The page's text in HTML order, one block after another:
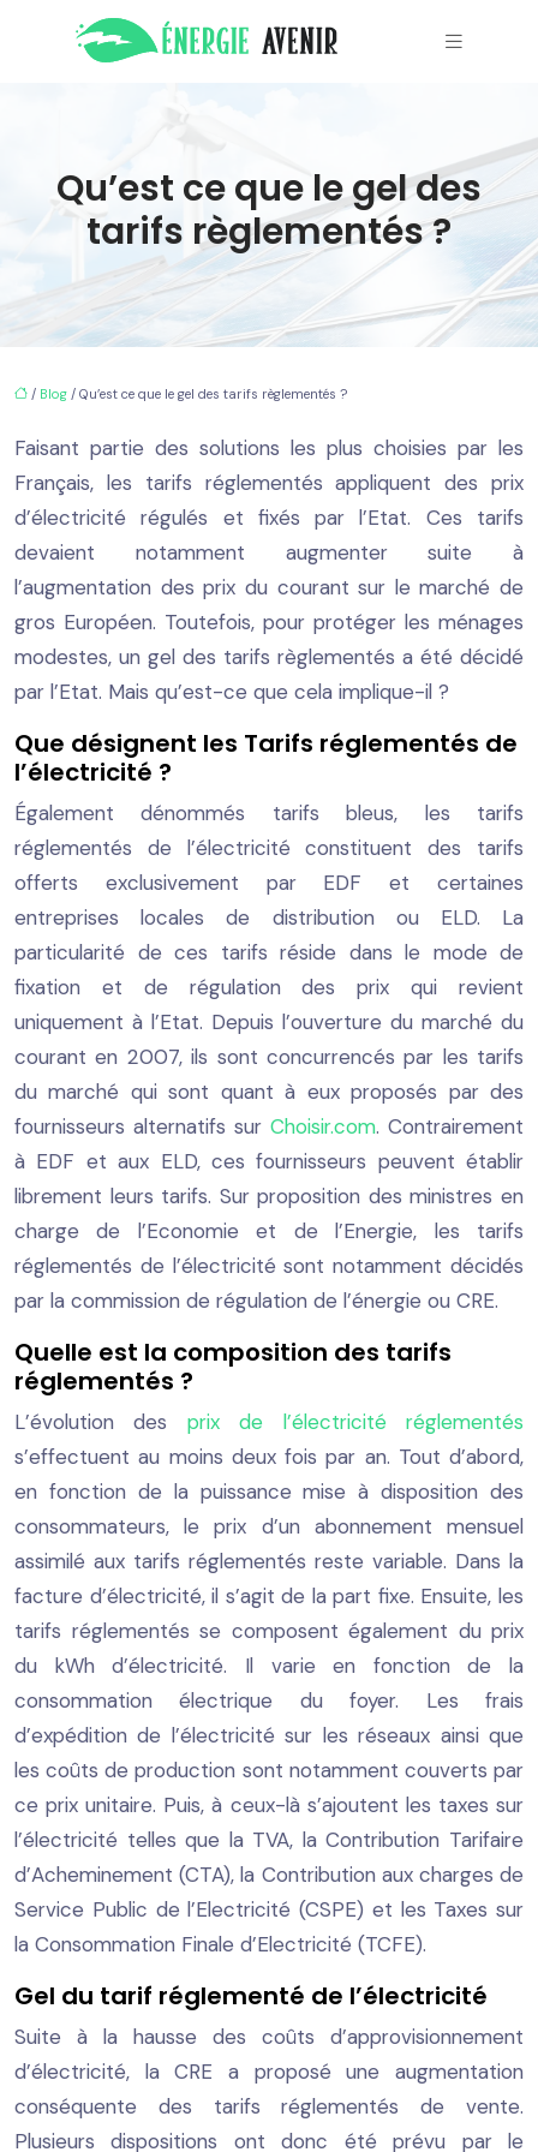
Qu’est ce que le gel des
tarifs règlementés ?
/ Blog / Qu’est ce que le gel des tarifs règlementés ?
Faisant partie des solutions les plus choisies par les
Français, les tarifs réglementés appliquent des prix
d’électricité régulés et fixés par l’Etat. Ces tarifs
devaient notamment augmenter suite à
l’augmentation des prix du courant sur le marché de
gros Européen. Toutefois, pour protéger les ménages
modestes, un gel des tarifs règlementés a été décidé
par l’Etat. Mais qu’est-ce que cela implique-il ?
Que désignent les Tarifs réglementés de
l’électricité ?
Également dénommés tarifs bleus, les tarifs
réglementés de l’électricité constituent des tarifs
offerts exclusivement par EDF et certaines
entreprises locales de distribution ou ELD. La
particularité de ces tarifs réside dans le mode de
fixation et de régulation des prix qui revient
uniquement à l’Etat. Depuis l’ouverture du marché du
courant en 2007, ils sont concurrencés par les tarifs
du marché qui sont quant à eux proposés par des
fournisseurs alternatifs sur Choisir.com. Contrairement
à EDF et aux ELD, ces fournisseurs peuvent établir
librement leurs tarifs. Sur proposition des ministres en
charge de l’Economie et de l’Energie, les tarifs
réglementés de l’électricité sont notamment décidés
par la commission de régulation de l’énergie ou CRE.
Quelle est la composition des tarifs
réglementés ?
L’évolution des prix de l’électricité réglementés
s’effectuent au moins deux fois par an. Tout d’abord,
en fonction de la puissance mise à disposition des
consommateurs, le prix d’un abonnement mensuel
assimilé aux tarifs réglementés reste variable. Dans la
facture d’électricité, il s’agit de la part fixe. Ensuite, les
tarifs réglementés se composent également du prix
du kWh d’électricité. Il varie en fonction de la
consommation électrique du foyer. Les frais
d’expédition de l’électricité sur les réseaux ainsi que
les coûts de production sont notamment couverts par
ce prix unitaire. Puis, à ceux-là s’ajoutent les taxes sur
l’électricité telles que la TVA, la Contribution Tarifaire
d’Acheminement (CTA), la Contribution aux charges de
Service Public de l’Electricité (CSPE) et les Taxes sur
la Consommation Finale d’Electricité (TCFE).
Gel du tarif réglementé de l’électricité
Suite à la hausse des coûts d’approvisionnement
d’électricité, la CRE a proposé une augmentation
conséquente des tarifs réglementés de vente.
Plusieurs dispositions ont donc été prévu par le